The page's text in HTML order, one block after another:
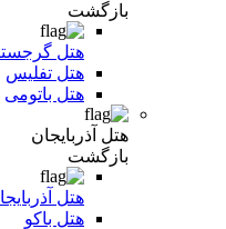
بازگشت
هتل
هتل تفلیس
هتل باتومی
هتل آذربایجان
بازگشت
هتل
هتل باکو